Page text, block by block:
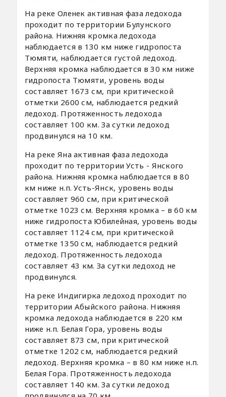
На реке Оленек активная фаза ледохода
проходит по территории Булунского
района. Нижняя кромка ледохода
наблюдается в 130 км ниже гидропоста
Тюмяти, наблюдается густой ледоход.
Верхняя кромка наблюдается в 30 км ниже
гидропоста Тюмяти, уровень воды
составляет 1673 см, при критической
отметки 2600 см, наблюдается редкий
ледоход. Протяженность ледохода
составляет 100 км. За сутки ледоход
продвинулся на 10 км.
На реке Яна активная фаза ледохода
проходит по территории Усть - Янского
района. Нижняя кромка наблюдается в 80
км ниже н.п. Усть-Янск, уровень воды
составляет 960 см, при критической
отметке 1023 см. Верхняя кромка – в 60 км
ниже гидропоста Юбилейная, уровень воды
составляет 1124 см, при критической
отметке 1350 см, наблюдается редкий
ледоход. Протяженность ледохода
составляет 43 км. За сутки ледоход не
продвинулся.
На реке Индигирка ледоход проходит по
территории Абыйского района. Нижняя
кромка ледохода наблюдается в 220 км
ниже н.п. Белая Гора, уровень воды
составляет 873 см, при критической
отметке 1202 см, наблюдается редкий
ледоход. Верхняя кромка – в 80 км ниже н.п.
Белая Гора. Протяженность ледохода
составляет 140 км. За сутки ледоход